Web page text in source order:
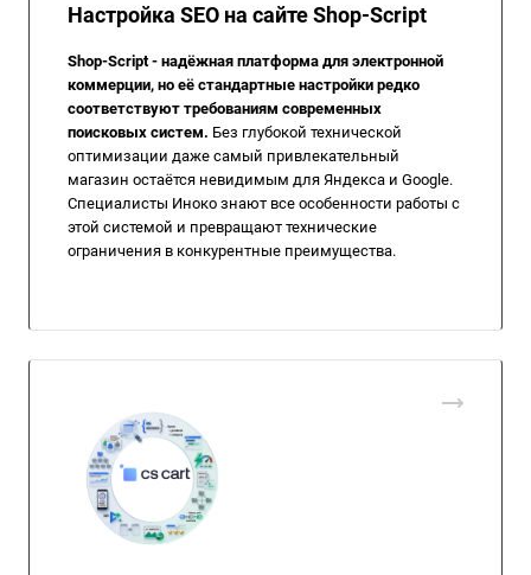
Настройка SEO на сайте Shop-Script
Shop-Script - надёжная платформа для электронной
коммерции, но её стандартные настройки редко
соответствуют требованиям современных
поисковых систем. Без глубокой технической
оптимизации даже самый привлекательный
магазин остаётся невидимым для Яндекса и Google.
Специалисты Иноко знают все особенности работы с
этой системой и превращают технические
ограничения в конкурентные преимущества.